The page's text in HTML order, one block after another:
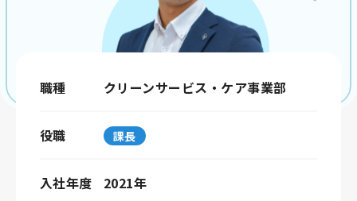
職種 クリーンサービス・ケア事業部
役職 課長
入社年度 2021年